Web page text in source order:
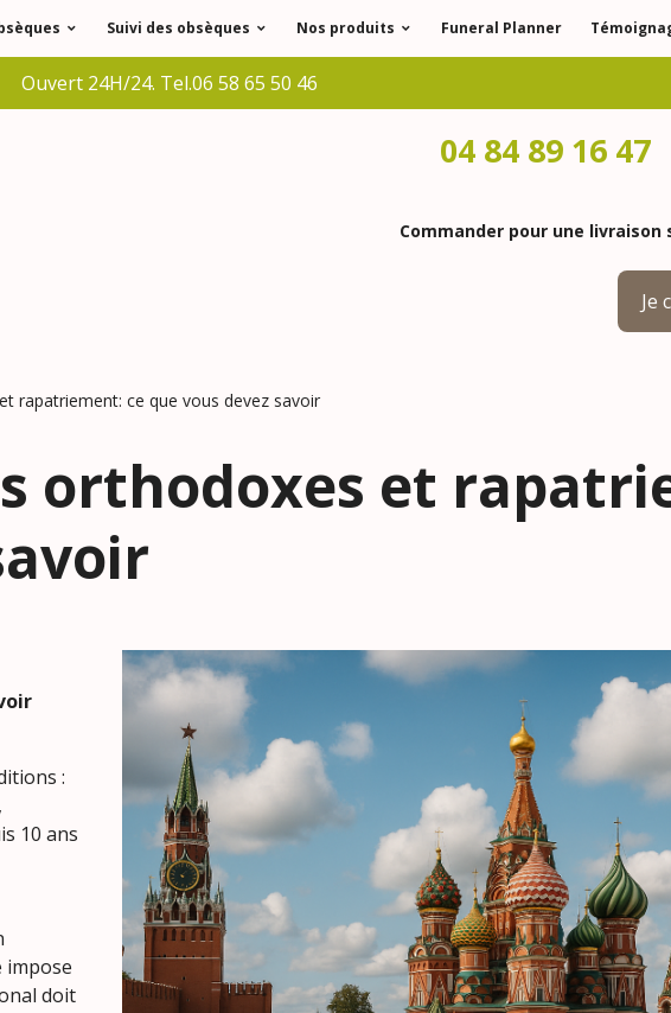
Suivi des obsèques Nos produits Funeral Planner
Ouvert 24H/24. Tel.06 58 65 50 46
04 84 89 16 47
Commander pour une livraison
Je
rapatriement: ce que vous devez savoir
orthodoxes et
:
10 ans
impose
doit